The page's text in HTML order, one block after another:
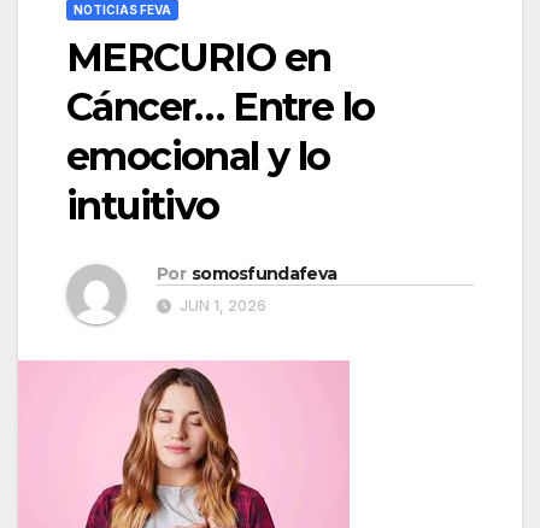
NOTICIAS FEVA
MERCURIO en
Cáncer… Entre lo
emocional y lo
intuitivo
Por somosfundafeva
JUN 1, 2026